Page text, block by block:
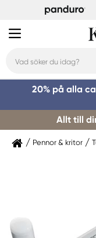
20% på alla
Allt till
Pennor & kritor